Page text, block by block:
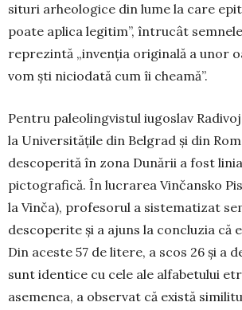
situri arheo­logice din lume la care
poate aplica legitim”, întrucât
re­pre­zintă „invenţia originală a unor
vom şti niciodată cum îi cheamă”.
Pentru paleolingvistul iugoslav
la Universităţile din Belgrad şi din
descoperită în zona Dunării a fost
pictografică. În lucrarea Vinčansko
la Vinča), profesorul a sistematizat
descoperite şi a ajuns la concluzia că
Din aceste 57 de litere, a scos 26 şi a
sunt identice cu cele ale alfabetului
asemenea, a observat că există